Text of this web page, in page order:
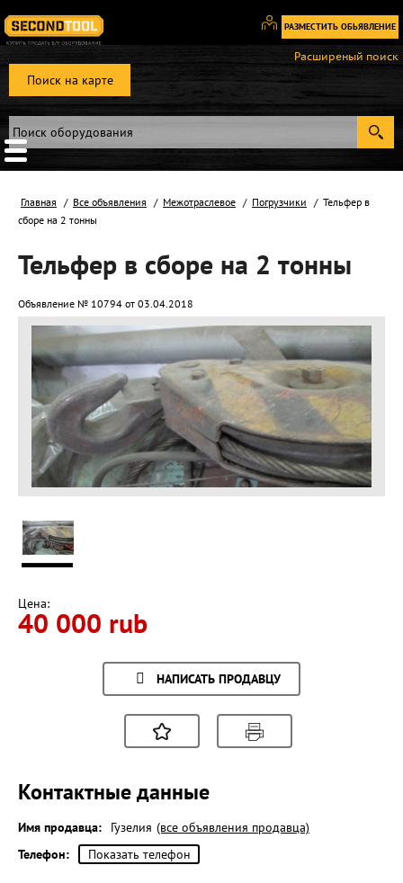
РАЗМЕСТИТЬ ОБЬЯВЛЕНИЕ
Вход
Регистрация
Поиск на карте
Расширеный поиск
Главная Все объявления Межотраслевое Погрузчики
Тельфер в
сборе на 2 тонны
Тельфер в сборе на 2 тонны
Объявление № 10794 от 03.04.2018
Цена:
40 000 rub
НАПИСАТЬ ПРОДАВЦУ
Контактные данные
Имя продавца: Гузелия (все объявления продавца)
Телефон:
Показать телефон